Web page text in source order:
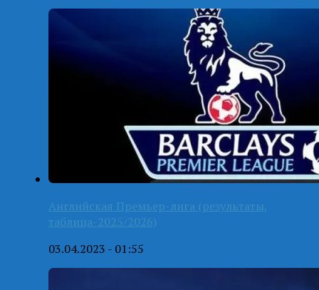
Английская Премьер-лига (результаты,
таблица-2025/2026)
03.04.2023 - 01:55